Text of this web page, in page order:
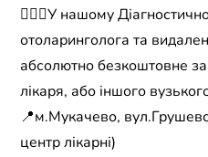
🧑🏻‍⚕️У нашому
отоларинголога та
абсолютно безкоштовне
лікаря, або іншого
📍м.Мукачево,
центр лікарні)